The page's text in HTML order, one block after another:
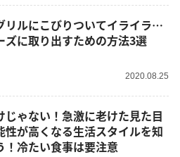
リルにこびりついてイライラ…
ズに取り出すための方法3選
2020.08.25
じゃない！急激に老けた見た目
性が高くなる生活スタイルを知
！冷たい食事は要注意